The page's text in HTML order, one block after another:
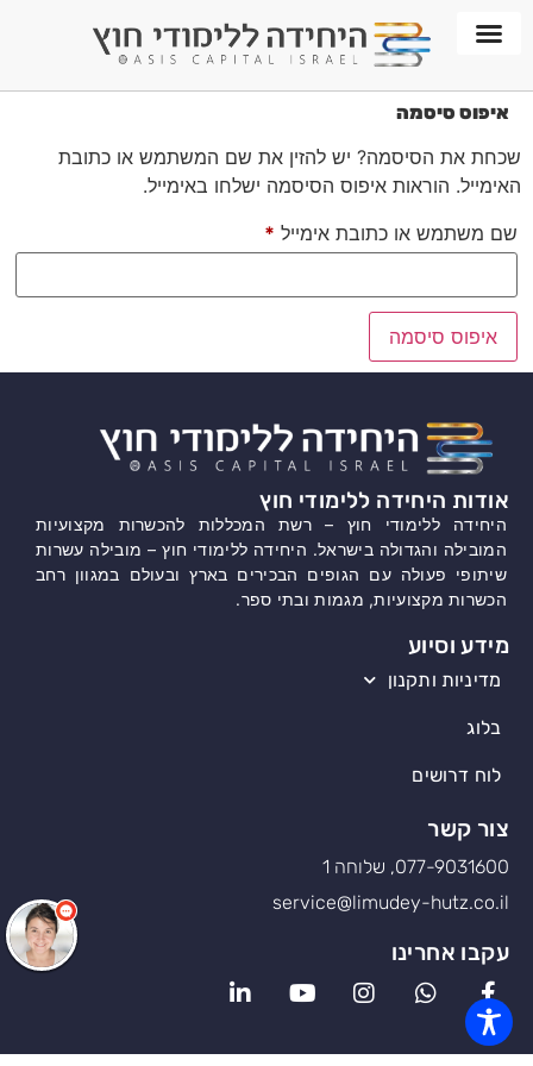
איפוס סיסמה
שכחת את הסיסמה? יש להזין את שם המשתמש או כתובת
האימייל. הוראות איפוס הסיסמה ישלחו באימייל.
שם משתמש או כתובת אימייל *
איפוס סיסמה
אודות היחידה ללימודי חוץ
היחידה ללימודי חוץ – רשת המכללות להכשרות מקצועיות
המובילה והגדולה בישראל. היחידה ללימודי חוץ – מובילה עשרות
שיתופי פעולה עם הגופים הבכירים בארץ ובעולם במגוון רחב
הכשרות מקצועיות, מגמות ובתי ספר.
מידע וסיוע
מדיניות ותקנון
בלוג
לוח דרושים
צור קשר
077-9031600, שלוחה 1
service@limudey-hutz.co.il
עקבו אחרינו